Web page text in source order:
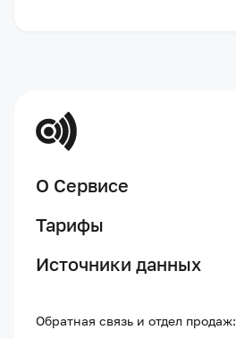
О Сервисе
Тарифы
Источники данных
Обратная связь и отдел продаж: